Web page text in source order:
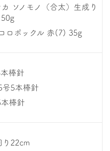
ソノモノ（合太）生成り
ロポックル 赤(7) 35g
棒針
号5本棒針
棒針
り22cm